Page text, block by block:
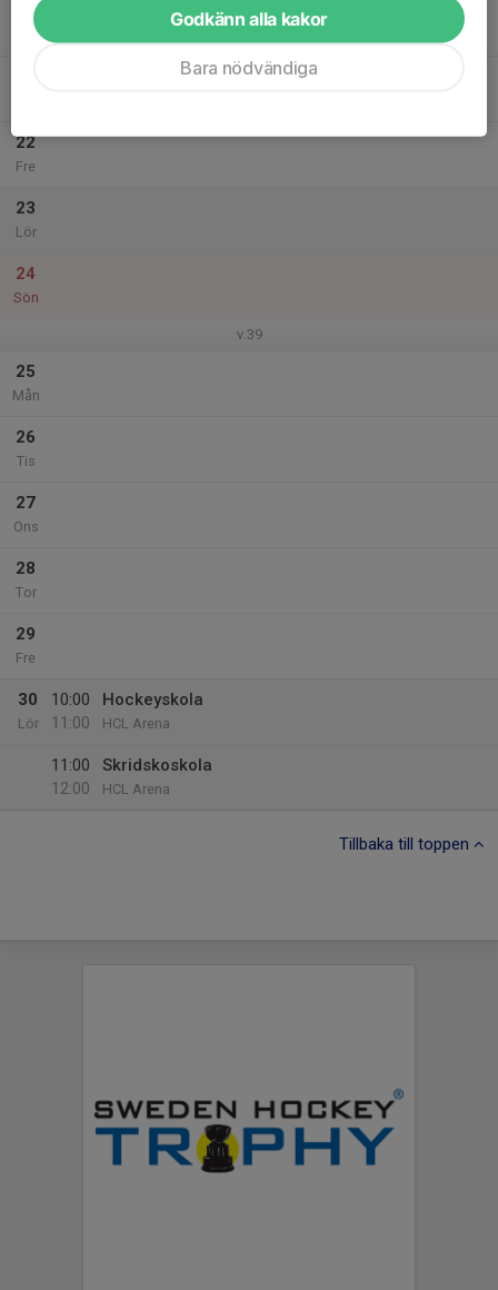
20
Ons
22
Fre
23
Lör
24
Sön
v.39
25
Mån
26
Tis
27
Ons
28
Tor
29
Fre
30
Lör
10:00
11:00
Hockeyskola
HCL Arena
11:00
12:00
Skridskoskola
HCL Arena
Tillbaka till toppen
Godkänn alla kakor
Bara nödvändiga